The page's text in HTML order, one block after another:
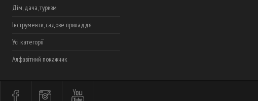
Дім, дача, туризм
Інструменти, садове приладдя
Усі категорії
Алфавітний покажчик